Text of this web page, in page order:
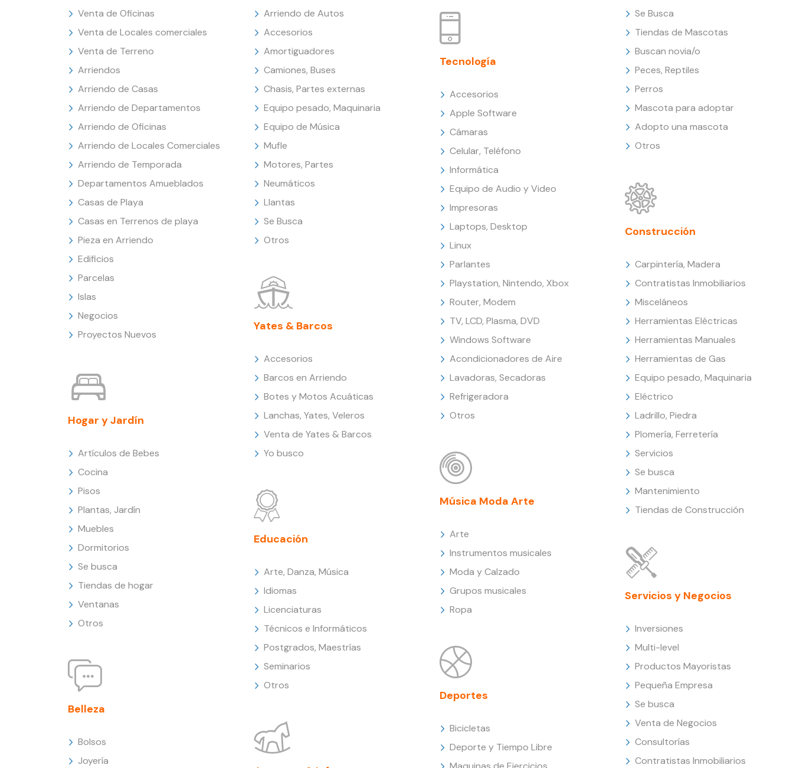
Venta de Oficinas
Venta de Locales comerciales
Venta de Terreno
Arriendos
Arriendo de Casas
Arriendo de Departamentos
Arriendo de Oficinas
Arriendo de Locales Comerciales
Arriendo de Temporada
Departamentos Amueblados
Casas de Playa
Casas en Terrenos de playa
Pieza en Arriendo
Edificios
Parcelas
Islas
Negocios
Proyectos Nuevos
Hogar y Jardín
Artículos de Bebes
Cocina
Pisos
Plantas, Jardín
Muebles
Dormitorios
Se busca
Tiendas de hogar
Ventanas
Otros
Belleza
Bolsos
Joyería
Arriendo de Autos
Accesorios
Amortiguadores
Camiones, Buses
Chasis, Partes externas
Equipo pesado, Maquinaria
Equipo de Música
Mufle
Motores, Partes
Neumáticos
Llantas
Se Busca
Otros
Yates & Barcos
Accesorios
Barcos en Arriendo
Botes y Motos Acuáticas
Lanchas, Yates, Veleros
Venta de Yates & Barcos
Yo busco
Educación
Arte, Danza, Música
Idiomas
Licenciaturas
Técnicos e Informáticos
Postgrados, Maestrías
Seminarios
Otros
Tecnología
Accesorios
Apple Software
Cámaras
Celular, Teléfono
Informática
Equipo de Audio y Video
Impresoras
Laptops, Desktop
Linux
Parlantes
Playstation, Nintendo, Xbox
Router, Modem
TV, LCD, Plasma, DVD
Windows Software
Acondicionadores de Aire
Lavadoras, Secadoras
Refrigeradora
Otros
Música Moda Arte
Arte
Instrumentos musicales
Moda y Calzado
Grupos musicales
Ropa
Deportes
Bicicletas
Deporte y Tiempo Libre
Se Busca
Tiendas de Mascotas
Buscan novia/o
Peces, Reptiles
Perros
Mascota para adoptar
Adopto una mascota
Otros
Construcción
Carpintería, Madera
Contratistas Inmobiliarios
Misceláneos
Herramientas Eléctricas
Herramientas Manuales
Herramientas de Gas
Equipo pesado, Maquinaria
Eléctrico
Ladrillo, Piedra
Plomería, Ferretería
Servicios
Se busca
Mantenimiento
Tiendas de Construcción
Servicios y Negocios
Inversiones
Multi-level
Productos Mayoristas
Pequeña Empresa
Se busca
Venta de Negocios
Consultorías
Contratistas Inmobiliarios